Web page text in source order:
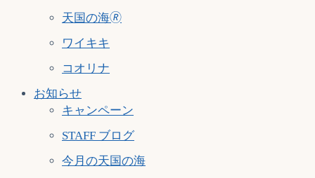
天国の海🄬
ワイキキ
コオリナ
お知らせ
キャンペーン
STAFF ブログ
今月の天国の海